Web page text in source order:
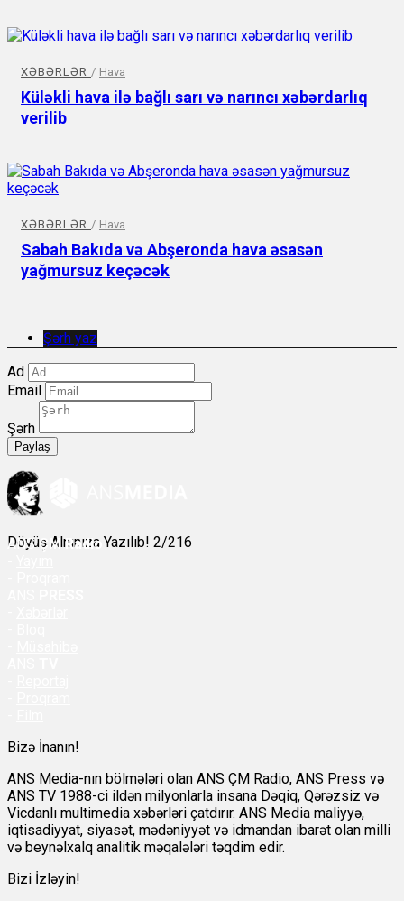
XƏBƏRLƏR / Hava
Küləkli hava ilə bağlı sarı və narıncı xəbərdarlıq
verilib
XƏBƏRLƏR / Hava
Sabah Bakıda və Abşeronda hava əsasən
yağmursuz keçəcək
Şərh yaz
Ad
Email
Şərh
Paylaş
Döyüş Alnınıza Yazılıb! 2/216
ANSÇM Radio
Bizə İnanın!
ANS Media-nın bölmələri olan ANS ÇM Radio, ANS Press və
ANS TV 1988-ci ildən milyonlarla insana Dəqiq, Qərəzsiz və
Vicdanlı multimedia xəbərləri çatdırır. ANS Media maliyyə,
iqtisadiyyat, siyasət, mədəniyyət və idmandan ibarət olan milli
və beynəlxalq analitik məqalələri təqdim edir.
Bizi İzləyin!